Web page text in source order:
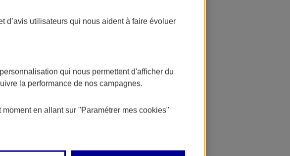
d’avis utilisateurs qui nous aident à faire évoluer
qui nous permettent d'afficher du
la performance de nos campagnes.
moment en allant sur "Paramétrer mes cookies"